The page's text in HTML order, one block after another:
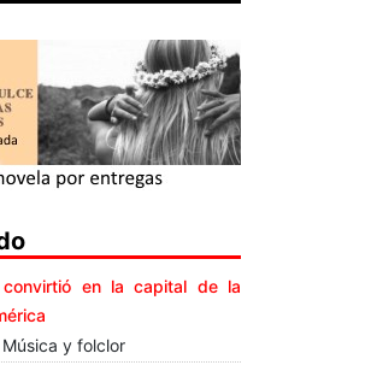
en la capital de la
y folclor